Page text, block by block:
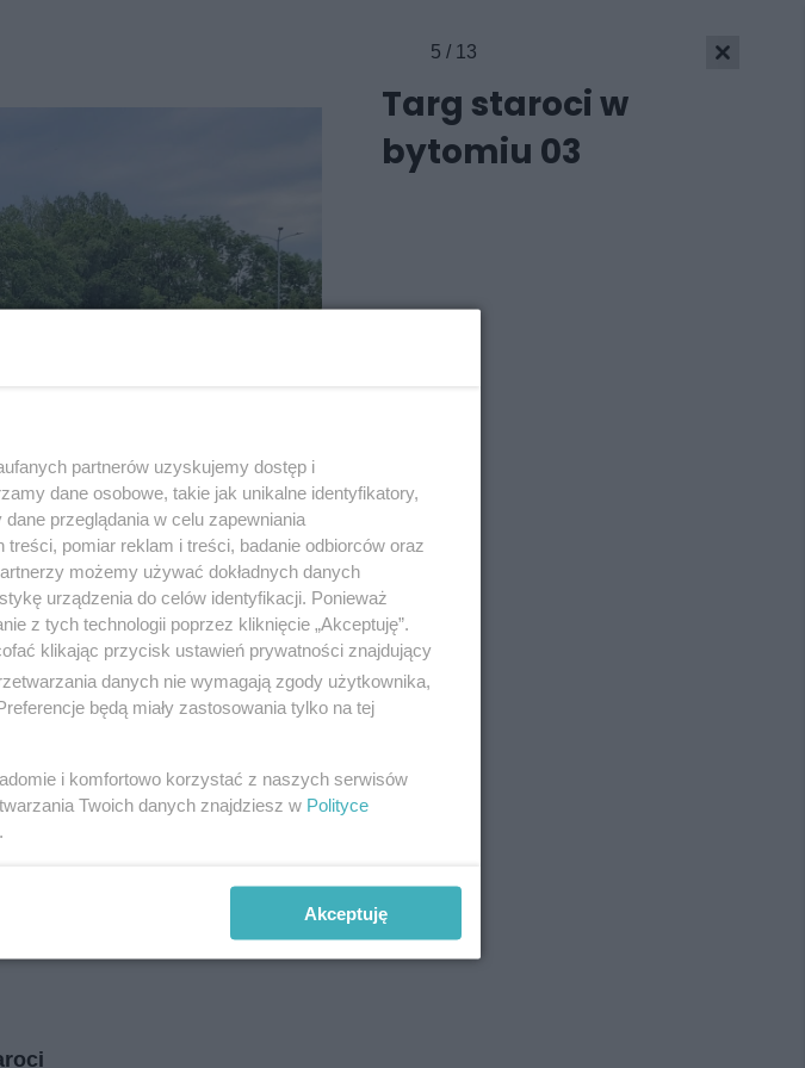
fot:
5 / 13
Targ staroci w
bytomiu 03
Twojemiasto
Piekary Śląskie
Chorzów
Tarnowskie Góry
Ruda Śląska
Świętochłowice
Tychy
Bytom
Katowice
Zabrze
Zagłębie
Skontakuj się
Kontakt
Redakcja
Newsletter
Reklama
partnerów uzyskujemy dostęp i
dane osobowe, takie jak unikalne identyfikatory,
przeglądania w celu zapewniania
pomiar reklam i treści, badanie odbiorców oraz
możemy używać dokładnych danych
urządzenia do celów identyfikacji. Ponieważ
z tych technologii poprzez kliknięcie „Akceptuję”.
klikając przycisk ustawień prywatności znajdujący
danych nie wymagają zgody użytkownika,
będą miały zastosowania tylko na tej
i komfortowo korzystać z naszych serwisów
Twoich danych znajdziesz w Polityce
Akceptuję